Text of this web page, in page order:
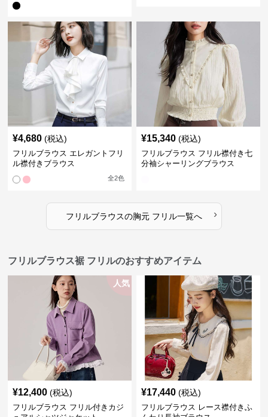
¥4,680 (税込)
フリルブラウス エレガントフリ
ル襟付きブラウス
全2色
¥15,340 (税込)
フリルブラウス フリル襟付き七
分袖シャーリングブラウス
フリルブラウスの胸元 フリル一覧へ ›
フリルブラウス裾 フリルのおすすめアイテム
人気
¥12,400 (税込)
フリルブラウス フリル付きカジ
¥17,440 (税込)
フリルブラウス レース襟付きふ